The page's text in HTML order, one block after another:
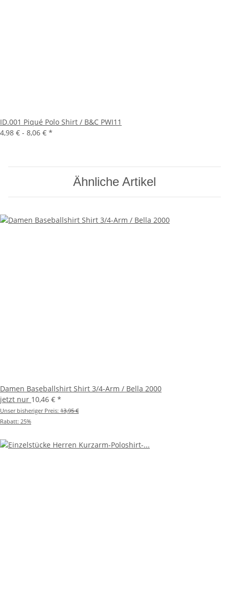
ID.001 Piqué Polo Shirt / B&C PWI11
4,98 € - 8,06 € *
Ähnliche Artikel
Damen Baseballshirt Shirt 3/4-Arm / Bella 2000
jetzt nur 10,46 € *
Unser bisheriger Preis: 13,95 €
Rabatt: 25%